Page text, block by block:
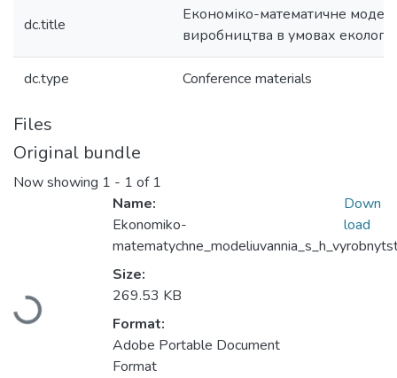
dc.title
Економіко-математичне
виробництва в умовах
dc.type Conference materials
Files
Original bundle
Now showing 1 - 1 of 1
Loading...
Name:
Ekonomiko-
Size:
269.53 KB
Format:
Adobe Portable Document
Format
Down
load